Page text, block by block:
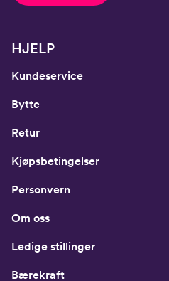
HJELP
Kundeservice
Bytte
Retur
Kjøpsbetingelser
Personvern
Om oss
Ledige stillinger
Bærekraft